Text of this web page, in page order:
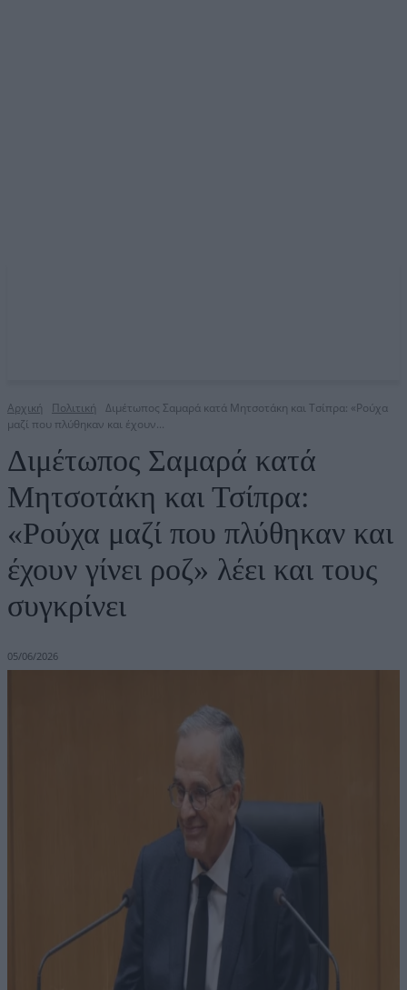
Αρχική Πολιτική
Διμέτωπος Σαμαρά κατά Μητσοτάκη και Τσίπρα: «Ρούχα
μαζί που πλύθηκαν και έχουν...
Διμέτωπος Σαμαρά κατά
Μητσοτάκη και Τσίπρα:
«Ρούχα μαζί που πλύθηκαν και
έχουν γίνει ροζ» λέει και τους
συγκρίνει
05/06/2026